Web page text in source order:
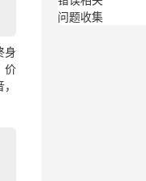
身
问题收集